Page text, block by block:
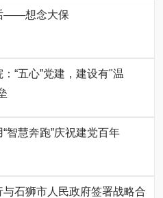
——想念大保
“五心”党建，建设有"温
智慧奔跑”庆祝建党百年
石狮市人民政府签署战略合